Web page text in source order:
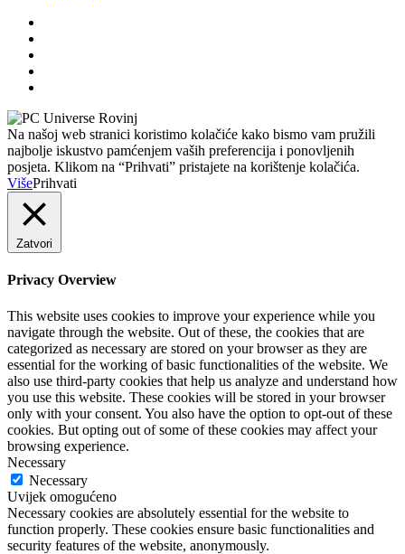
Na našoj web stranici koristimo kolačiće kako bismo vam pružili
najbolje iskustvo pamćenjem vaših preferencija i ponovljenih
posjeta. Klikom na “Prihvati” pristajete na korištenje kolačića.
VišePrihvati
Zatvori
Privacy Overview
This website uses cookies to improve your experience while you
navigate through the website. Out of these, the cookies that are
categorized as necessary are stored on your browser as they are
essential for the working of basic functionalities of the website. We
also use third-party cookies that help us analyze and understand how
you use this website. These cookies will be stored in your browser
only with your consent. You also have the option to opt-out of these
cookies. But opting out of some of these cookies may affect your
browsing experience.
Necessary
Necessary
Uvijek omogućeno
Necessary cookies are absolutely essential for the website to
function properly. These cookies ensure basic functionalities and
security features of the website, anonymously.